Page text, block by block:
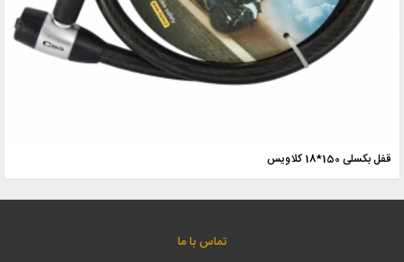
قفل بکسلی 150*18 کلاویس
تماس با ما